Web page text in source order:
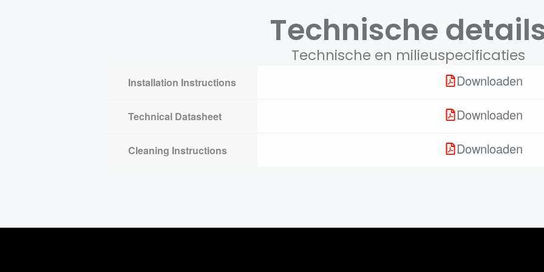
Technische
Technische en milieuspecificaties
Installation Instructions Downloaden
Technical Datasheet Downloaden
Cleaning Instructions Downloaden